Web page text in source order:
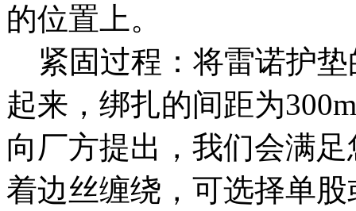
的位置上。
紧固过程：将雷诺护垫
起来，绑扎的间距为
向厂方提出，我们会满
着边丝缠绕，可选择单